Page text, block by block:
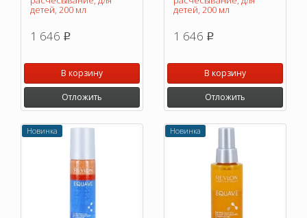
детей, 200 мл
1 646 p
В корзину
Отложить
детей, 200 мл
1 646 p
В корзину
Отложить
Новинка Новинка